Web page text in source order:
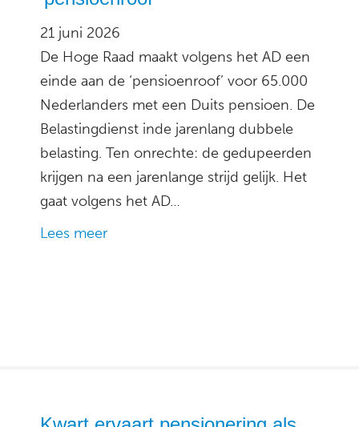
21 juni 2026
De Hoge Raad maakt volgens het AD een
einde aan de ‘pensioenroof’ voor 65.000
Nederlanders met een Duits pensioen. De
Belastingdienst inde jarenlang dubbele
belasting. Ten onrechte: de gedupeerden
krijgen na een jarenlange strijd gelijk. Het
gaat volgens het AD…
Lees meer